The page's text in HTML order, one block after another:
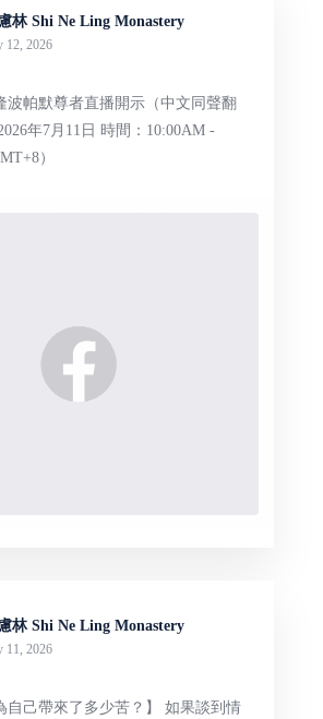
林 Shi Ne Ling Monastery
12, 2026
波帕默尊者直播開示（中文同聲翻
11日 時間：10:00AM -
）
林 Shi Ne Ling Monastery
11, 2026
帶來了多少苦？】 如果談到情